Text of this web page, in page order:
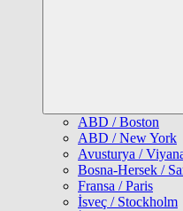
ABD / Boston
ABD / New York
Avusturya /
Bosna-Hersek /
Fransa / Paris
İsveç / Stockholm